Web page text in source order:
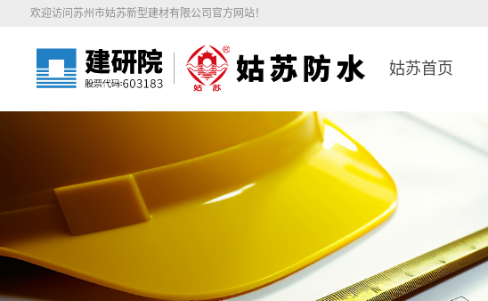
欢迎访问苏州市姑苏新型建材有限公司官方网站！
姑苏首页